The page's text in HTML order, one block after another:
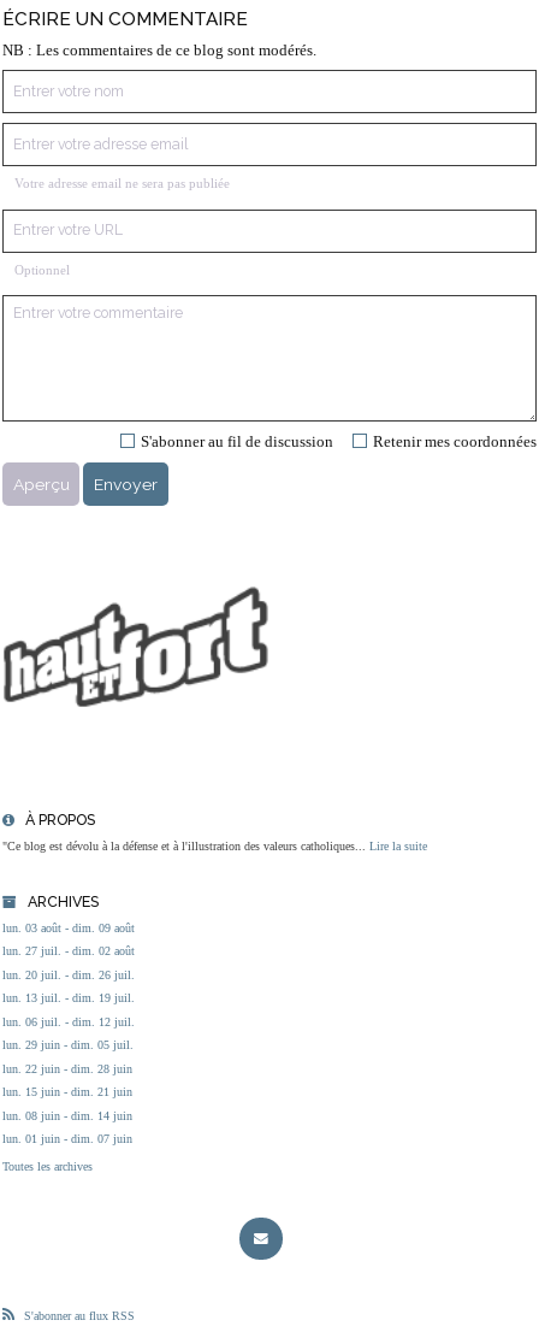
À PROPOS
"Ce blog est dévolu à la défense et à l'illustration des valeurs catholiques... Lire la suite
ARCHIVES
lun. 03 août - dim. 09 août
lun. 27 juil. - dim. 02 août
lun. 20 juil. - dim. 26 juil.
lun. 13 juil. - dim. 19 juil.
lun. 06 juil. - dim. 12 juil.
lun. 29 juin - dim. 05 juil.
lun. 22 juin - dim. 28 juin
lun. 15 juin - dim. 21 juin
lun. 08 juin - dim. 14 juin
lun. 01 juin - dim. 07 juin
Toutes les archives
S'abonner au flux RSS
ÉCRIRE UN COMMENTAIRE
NB : Les commentaires de ce blog sont modérés.
Votre adresse email ne sera pas publiée
Optionnel
Retenir mes coordonnées
S'abonner au fil de discussion